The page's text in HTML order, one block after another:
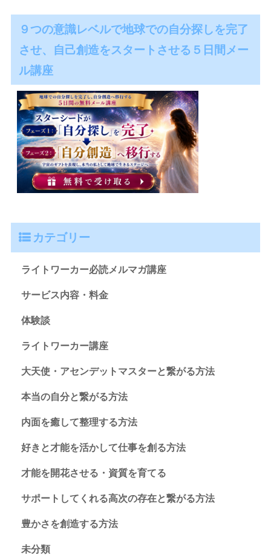
９つの意識レベルで地球での自分探しを完了
させ、自己創造をスタートさせる５日間メー
ル講座
カテゴリー
ライトワーカー必読メルマガ講座
サービス内容・料金
体験談
ライトワーカー講座
大天使・アセンデットマスターと繋がる方法
本当の自分と繋がる方法
内面を癒して整理する方法
好きと才能を活かして仕事を創る方法
才能を開花させる・資質を育てる
サポートしてくれる高次の存在と繋がる方法
豊かさを創造する方法
未分類